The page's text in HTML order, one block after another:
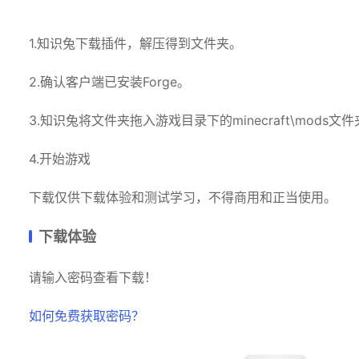
1.知识兔下载插件，解压得到文件夹。
2.确认客户端已安装Forge。
3.知识兔将文件夹拖入游戏目录下的minecraft\mods文件
4.开始游戏
下载仅供下载体验和测试学习，不得商用和正当使用。
下载体验
请输入密码查看下载！
如何免费获取密码？